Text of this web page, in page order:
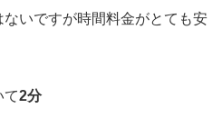
いですが時間料金がとても安
て2分